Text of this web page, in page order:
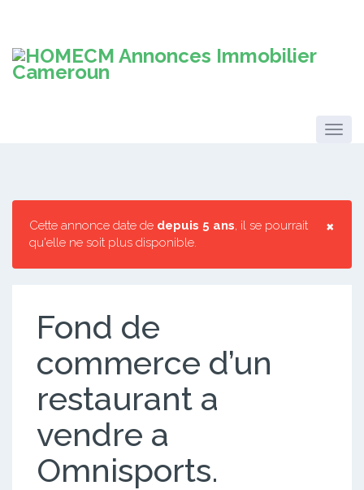
×
Cette annonce date de depuis 5 ans, il se pourrait
qu'elle ne soit plus disponible.
Fond de
commerce d’un
restaurant a
vendre a
Omnisports.